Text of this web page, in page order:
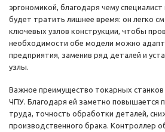
эргономикой, благодаря чему
будет тратить лишнее время: он легко
ключевых узлов конструкции, чтобы
необходимости обе модели можно
предприятия, заменив ряд деталей и
узлы.
Важное преимущество токарных станков
ЧПУ. Благодаря ей заметно повышается
труда, точность обработки деталей,
производственного брака. Контроллер